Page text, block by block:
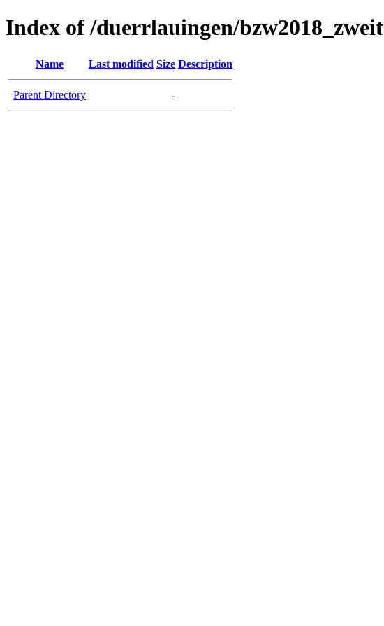
Index of /duerrlauingen/bzw2018_zweit
Name Last modified Size Description
Parent Directory -